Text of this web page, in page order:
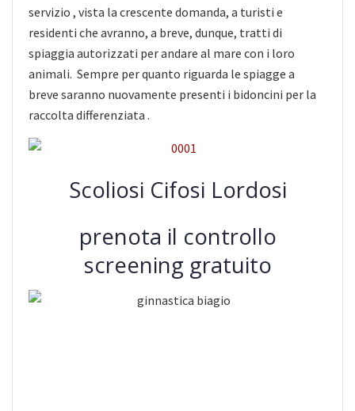
servizio , vista la crescente domanda, a turisti e
residenti che avranno, a breve, dunque, tratti di
spiaggia autorizzati per andare al mare con i loro
animali. Sempre per quanto riguarda le spiagge a
breve saranno nuovamente presenti i bidoncini per la
raccolta differenziata .
Scoliosi Cifosi Lordosi
prenota il controllo
screening gratuito